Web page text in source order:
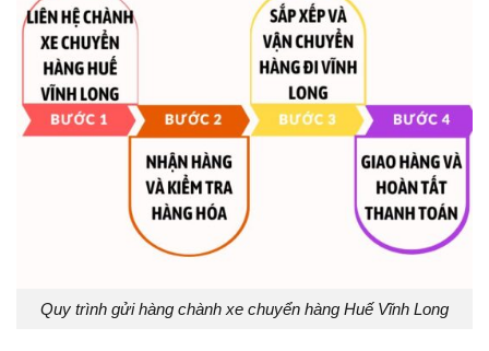
Quy trình gửi hàng chành xe chuyển hàng Huế Vĩnh Long